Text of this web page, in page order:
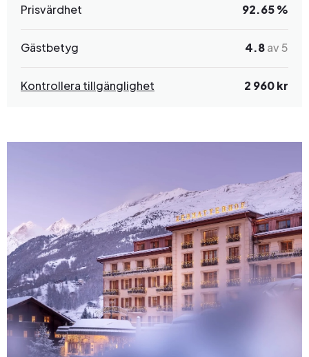
Prisvärdhet 92.65 %
Gästbetyg 4.8av 5
Kontrollera tillgänglighet 2 960 kr